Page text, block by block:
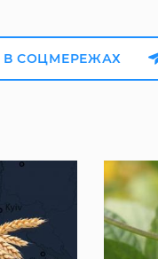
В СОЦМЕРЕЖАХ